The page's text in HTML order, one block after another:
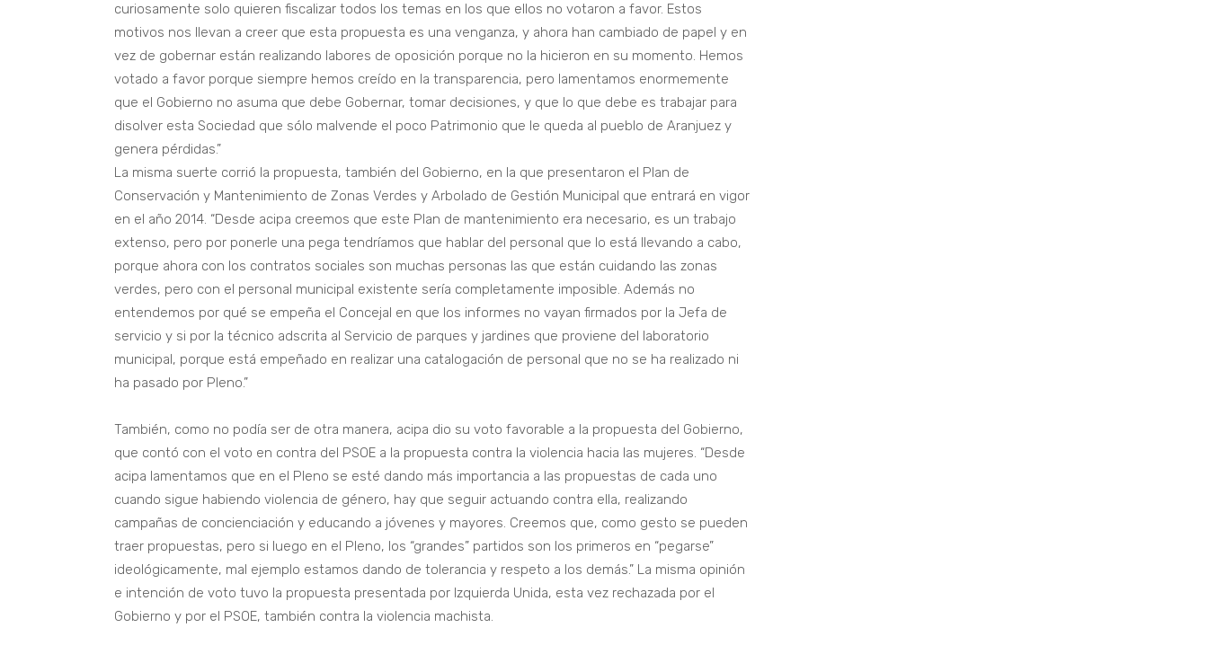
curiosamente solo quieren fiscalizar todos los temas en los que ellos no votaron a favor. Estos
motivos nos llevan a creer que esta propuesta es una venganza, y ahora han cambiado de papel y en
vez de gobernar están realizando labores de oposición porque no la hicieron en su momento. Hemos
votado a favor porque siempre hemos creído en la transparencia, pero lamentamos enormemente
que el Gobierno no asuma que debe Gobernar, tomar decisiones, y que lo que debe es trabajar para
disolver esta Sociedad que sólo malvende el poco Patrimonio que le queda al pueblo de Aranjuez y
genera pérdidas.”
La misma suerte corrió la propuesta, también del Gobierno, en la que presentaron el Plan de
Conservación y Mantenimiento de Zonas Verdes y Arbolado de Gestión Municipal que entrará en vigor
en el año 2014. “Desde acipa creemos que este Plan de mantenimiento era necesario, es un trabajo
extenso, pero por ponerle una pega tendríamos que hablar del personal que lo está llevando a cabo,
porque ahora con los contratos sociales son muchas personas las que están cuidando las zonas
verdes, pero con el personal municipal existente sería completamente imposible. Además no
entendemos por qué se empeña el Concejal en que los informes no vayan firmados por la Jefa de
servicio y si por la técnico adscrita al Servicio de parques y jardines que proviene del laboratorio
municipal, porque está empeñado en realizar una catalogación de personal que no se ha realizado ni
ha pasado por Pleno.”
También, como no podía ser de otra manera, acipa dio su voto favorable a la propuesta del Gobierno,
que contó con el voto en contra del PSOE a la propuesta contra la violencia hacia las mujeres. “Desde
acipa lamentamos que en el Pleno se esté dando más importancia a las propuestas de cada uno
cuando sigue habiendo violencia de género, hay que seguir actuando contra ella, realizando
campañas de concienciación y educando a jóvenes y mayores. Creemos que, como gesto se pueden
traer propuestas, pero si luego en el Pleno, los “grandes” partidos son los primeros en “pegarse”
ideológicamente, mal ejemplo estamos dando de tolerancia y respeto a los demás.” La misma opinión
e intención de voto tuvo la propuesta presentada por Izquierda Unida, esta vez rechazada por el
Gobierno y por el PSOE, también contra la violencia machista.